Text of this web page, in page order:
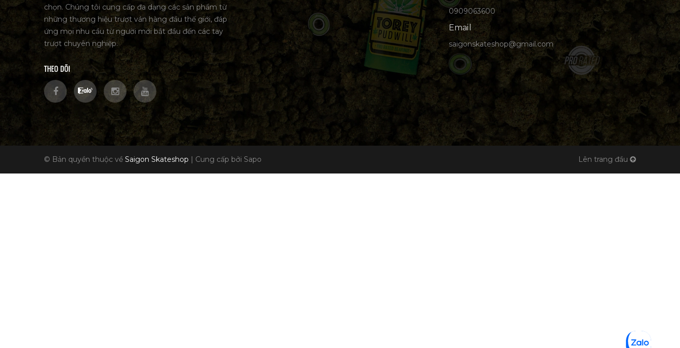
chọn. Chúng tôi cung cấp đa dạng các sản phẩm từ
những thương hiệu trượt ván hàng đầu thế giới, đáp
ứng mọi nhu cầu từ người mới bắt đầu đến các tay
trượt chuyên nghiệp.
THEO DÕI
0909063600
Email
saigonskateshop@gmail.com
© Bản quyền thuộc về Saigon Skateshop | Cung cấp bởi Sapo Lên trang đầu